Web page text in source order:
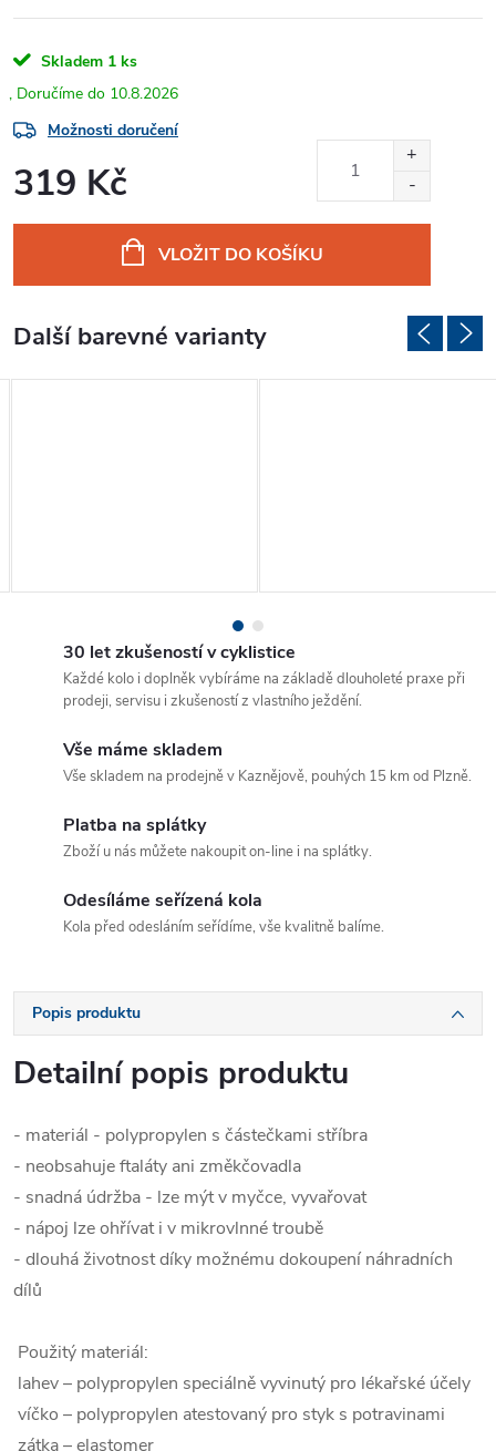
Skladem 1 ks
10.8.2026
Možnosti doručení
319 Kč
VLOŽIT DO KOŠÍKU
30 let zkušeností v cyklistice
Každé kolo i doplněk vybíráme na základě dlouholeté praxe při
prodeji, servisu i zkušeností z vlastního ježdění.
Vše máme skladem
Vše skladem na prodejně v Kaznějově, pouhých 15 km od Plzně.
Platba na splátky
Zboží u nás můžete nakoupit on-line i na splátky.
Odesíláme seřízená kola
Kola před odesláním seřídíme, vše kvalitně balíme.
Popis produktu
Detailní popis produktu
- materiál - polypropylen s částečkami stříbra
- neobsahuje ftaláty ani změkčovadla
- snadná údržba - lze mýt v myčce, vyvařovat
- nápoj lze ohřívat i v mikrovlnné troubě
- dlouhá životnost díky možnému dokoupení náhradních
dílů
Použitý materiál:
lahev – polypropylen speciálně vyvinutý pro lékařské účely
víčko – polypropylen atestovaný pro styk s potravinami
zátka – elastomer